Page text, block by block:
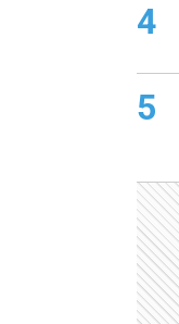
4
5